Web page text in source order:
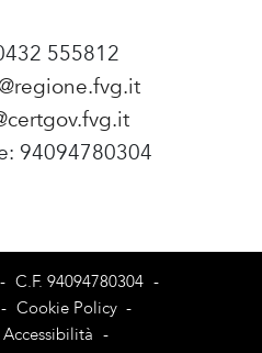
555812
94094780304
- C.F. 94094780304 -
- Cookie Policy -
-